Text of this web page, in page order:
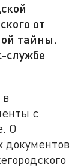
от
тайны.
службе
с
О
документов